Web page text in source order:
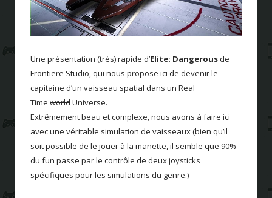
Une présentation (très) rapide d’Elite: Dangerousde
Frontiere Studio, qui nous propose ici de devenir le
capitaine d’un vaisseau spatial dans un Real
Time worldUniverse.
Extrêmementbeau et complexe, nous avons à faire ici
avec une véritable simulation de vaisseaux (bien qu’il
soit possible de le jouer à la manette, il semble que 90%
du fun passe par le contrôle de deux joysticks
spécifiques pour les simulations du genre.)